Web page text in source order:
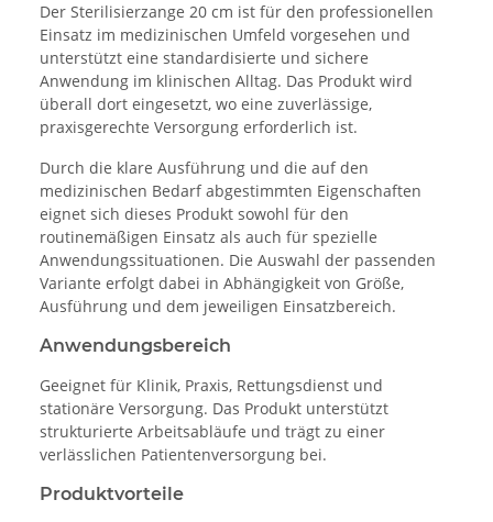
Der Sterilisierzange 20 cm ist für den professionellen
Einsatz im medizinischen Umfeld vorgesehen und
unterstützt eine standardisierte und sichere
Anwendung im klinischen Alltag. Das Produkt wird
überall dort eingesetzt, wo eine zuverlässige,
praxisgerechte Versorgung erforderlich ist.
Durch die klare Ausführung und die auf den
medizinischen Bedarf abgestimmten Eigenschaften
eignet sich dieses Produkt sowohl für den
routinemäßigen Einsatz als auch für spezielle
Anwendungssituationen. Die Auswahl der passenden
Variante erfolgt dabei in Abhängigkeit von Größe,
Ausführung und dem jeweiligen Einsatzbereich.
Anwendungsbereich
Geeignet für Klinik, Praxis, Rettungsdienst und
stationäre Versorgung. Das Produkt unterstützt
strukturierte Arbeitsabläufe und trägt zu einer
verlässlichen Patientenversorgung bei.
Produktvorteile